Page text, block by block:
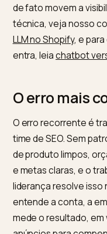
Como
executivo
passa pela leitura
de governança que
Conversion
serve de referência
esse formato para
conectando o
de fato movem a
técnica, veja